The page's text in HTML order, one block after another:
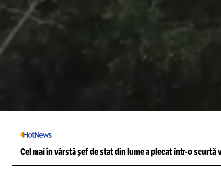
Cel mai în vârstă șef de stat din lume a plecat într-o scurtă